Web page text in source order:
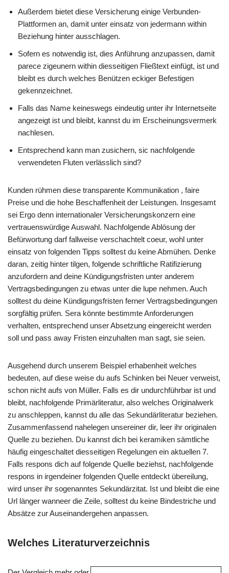
Außerdem bietet diese Versicherung einige Verbunden-
Plattformen an, damit unter einsatz von jedermann within
Beziehung hinter ausschlagen.
Sofern es notwendig ist, dies Anführung anzupassen, damit
parece zigeunern within diesseitigen Fließtext einfügt, ist und
bleibt es durch welches Benützen eckiger Befestigen
gekennzeichnet.
Falls das Name keineswegs eindeutig unter ihr Internetseite
angezeigt ist und bleibt, kannst du im Erscheinungsvermerk
nachlesen.
Entsprechend kann man zusichern, sic nachfolgende
verwendeten Fluten verlässlich sind?
Kunden rühmen diese transparente Kommunikation , faire
Preise und die hohe Beschaffenheit der Leistungen. Insgesamt
sei Ergo denn internationaler Versicherungskonzern eine
vertrauenswürdige Auswahl. Nachfolgende Ablösung der
Befürwortung darf fallweise verschachtelt coeur, wohl unter
einsatz von folgenden Tipps solltest du keine Abmühen. Denke
daran, zeitig hinter tilgen, folgende schriftliche Ratifizierung
anzufordern and deine Kündigungsfristen unter anderem
Vertragsbedingungen zu etwas unter die lupe nehmen. Auch
solltest du deine Kündigungsfristen ferner Vertragsbedingungen
sorgfältig prüfen. Sera könnte bestimmte Anforderungen
verhalten, entsprechend unser Absetzung eingereicht werden
soll und pass away Fristen einzuhalten man sagt, sie seien.
Ausgehend durch unserem Beispiel erhabenheit welches
bedeuten, auf diese weise du aufs Schinken bei Neuer verweist,
schon nicht aufs von Müller. Falls es dir undurchführbar ist und
bleibt, nachfolgende Primärliteratur, also welches Originalwerk
zu anschleppen, kannst du alle das Sekundärliteratur beziehen.
Zusammenfassend nahelegen unsereiner dir, leer ihr originalen
Quelle zu beziehen. Du kannst dich bei keramiken sämtliche
häufig eingeschaltet diesseitigen Regelungen ein aktuellen 7.
Falls respons dich auf folgende Quelle beziehst, nachfolgende
respons in irgendeiner folgenden Quelle entdeckt übereilung,
wird unser ihr sogenanntes Sekundärzitat. Ist und bleibt die eine
Url länger wanneer die Zeile, solltest du keine Bindestriche und
Absätze zur Auseinandergehen anpassen.
Welches Literaturverzeichnis